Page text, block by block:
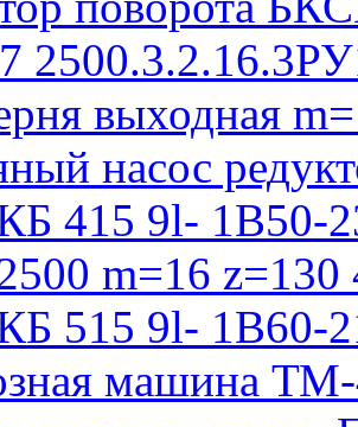
выходная
насос
415 9l- 1B50-
m=16 z=130
515 9l- 1B60-
машина